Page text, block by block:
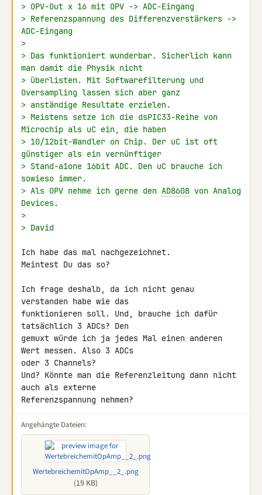
> OPV-Out x 16 mit OPV -> ADC-Eingang
> Referenzspannung des Differenzverstärkers ->
ADC-Eingang
>
> Das funktioniert wunderbar. Sicherlich kann
man damit die Physik nicht
> überlisten. Mit Softwarefilterung und
Oversampling lassen sich aber ganz
> anständige Resultate erzielen.
> Meistens setze ich die dsPIC33-Reihe von
Microchip als uC ein, die haben
> 10/12bit-Wandler on Chip. Der uC ist oft
günstiger als ein vernünftiger
> Stand-a1one 16bit ADC. Den uC brauche ich
sowieso immer.
> Als OPV nehme ich gerne den AD8608 von Analog
Devices.
>
> David
Ich habe das mal nachgezeichnet.
Meintest Du das so?
Ich frage deshalb, da ich nicht genau
verstanden habe wie das
funktionieren soll. Und, brauche ich dafür
tatsächlich 3 ADCs? Den
gemuxt würde ich ja jedes Mal einen anderen
Wert messen. Also 3 ADCs
oder 3 Channels?
Und? Könnte man die Referenzleitung dann nicht
auch als externe
Referenzspannung nehmen?
Angehängte Dateien:
WertebreichemitOpAmp__2_.png
(19 KB)